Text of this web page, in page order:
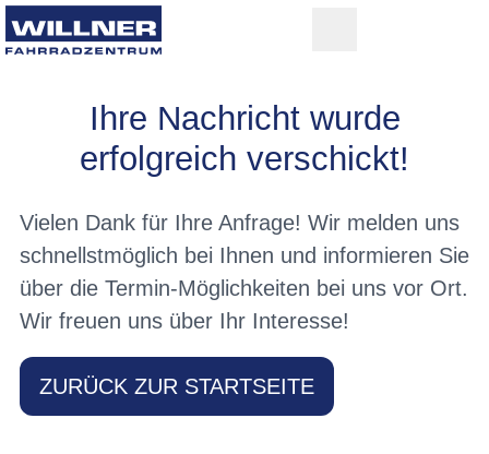
Ihre Nachricht wurde
erfolgreich verschickt!
Vielen Dank für Ihre Anfrage! Wir melden uns
schnellstmöglich bei Ihnen und informieren Sie
über die Termin-Möglichkeiten bei uns vor Ort.
Wir freuen uns über Ihr Interesse!
ZURÜCK ZUR STARTSEITE